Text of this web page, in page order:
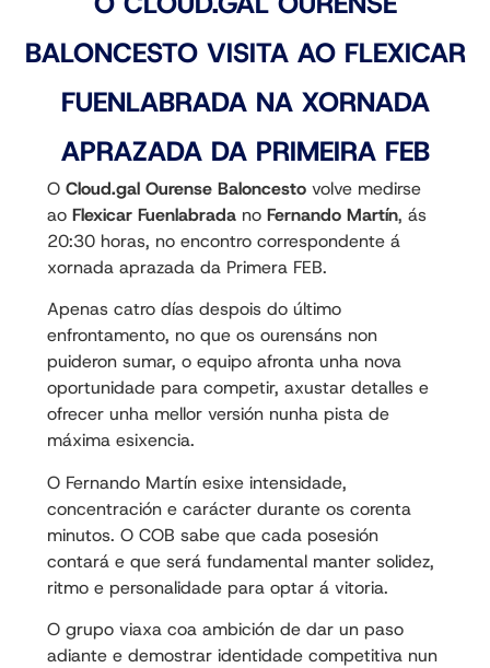
BALONCESTO VISITA AO FLEXICAR
FUENLABRADA NA XORNADA
APRAZADA DA PRIMEIRA FEB
O Cloud.gal Ourense Baloncestovolve medirse
ao Flexicar Fuenlabradano Fernando Martín, ás
20:30 horas, no encontro correspondente á
xornada aprazada da Primera FEB.
Apenas catro días despois do último
enfrontamento, no que os ourensáns non
puideron sumar, o equipo afronta unha nova
oportunidade para competir, axustar detalles e
ofrecer unha mellor versión nunha pista de
máxima esixencia.
O Fernando Martín esixe intensidade,
concentración e carácter durante os corenta
minutos. O COB sabe que cada posesión
contará e que será fundamental manter solidez,
ritmo e personalidade para optar á vitoria.
O grupo viaxa coa ambición de dar un paso
adiante e demostrar identidade competitiva nun